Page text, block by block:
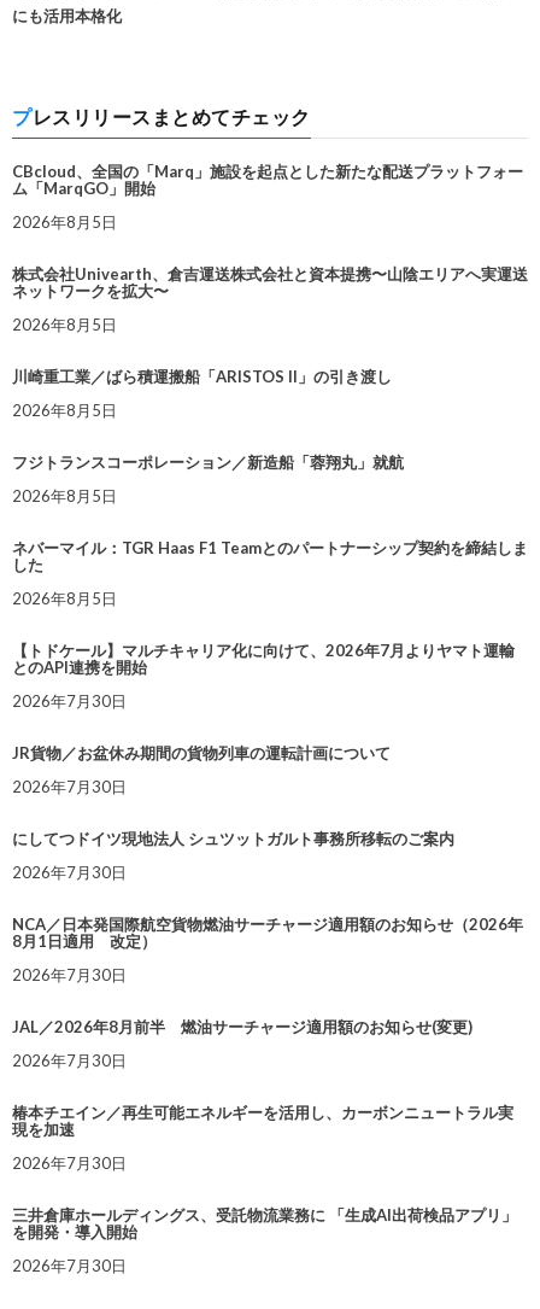
にも活用本格化
プレスリリースまとめてチェック
CBcloud、全国の「Marq」施設を起点とした新たな配送プラットフォー
ム「MarqGO」開始
2026年8月5日
株式会社Univearth、倉吉運送株式会社と資本提携〜山陰エリアへ実運送
ネットワークを拡大〜
2026年8月5日
川崎重工業／ばら積運搬船「ARISTOS II」の引き渡し
2026年8月5日
フジトランスコーポレーション／新造船「蓉翔丸」就航
2026年8月5日
ネバーマイル：TGR Haas F1 Teamとのパートナーシップ契約を締結しま
した
2026年8月5日
【トドケール】マルチキャリア化に向けて、2026年7月よりヤマト運輸
とのAPI連携を開始
2026年7月30日
JR貨物／お盆休み期間の貨物列車の運転計画について
2026年7月30日
にしてつドイツ現地法人 シュツットガルト事務所移転のご案内
2026年7月30日
NCA／日本発国際航空貨物燃油サーチャージ適用額のお知らせ（2026年
8月1日適用 改定）
2026年7月30日
JAL／2026年8月前半 燃油サーチャージ適用額のお知らせ(変更)
2026年7月30日
椿本チエイン／再生可能エネルギーを活用し、カーボンニュートラル実
現を加速
2026年7月30日
三井倉庫ホールディングス、受託物流業務に 「生成AI出荷検品アプリ」
を開発・導入開始
2026年7月30日